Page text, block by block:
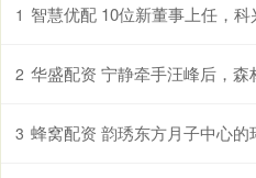
1 智慧优配 10位新董事上任，科兴
2 华盛配资 宁静牵手汪峰后，森林北
3 蜂窝配资 韵琇东方月子中心的